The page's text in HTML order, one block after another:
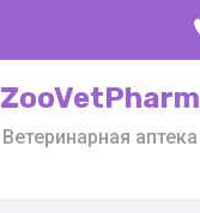
ZooVetPharm
Ветеринарная аптека